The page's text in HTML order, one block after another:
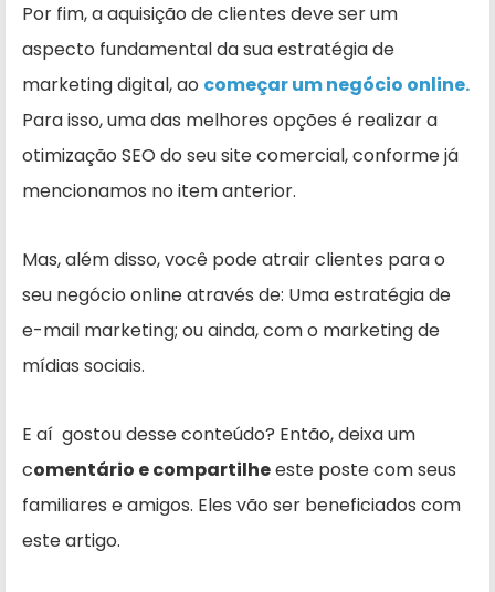
Por fim, a aquisição de clientes deve ser um
aspecto fundamental da sua estratégia de
marketing digital, ao começar um negócio online.
Para isso, uma das melhores opções é realizar a
otimização SEO do seu site comercial, conforme já
mencionamos no item anterior.
Mas, além disso, você pode atrair clientes para o
seu negócio online através de: Uma estratégia de
e-mail marketing; ou ainda, com o marketing de
mídias sociais.
E aí gostou desse conteúdo? Então, deixa um
comentário e compartilheeste poste com seus
familiares e amigos. Eles vão ser beneficiados com
este artigo.